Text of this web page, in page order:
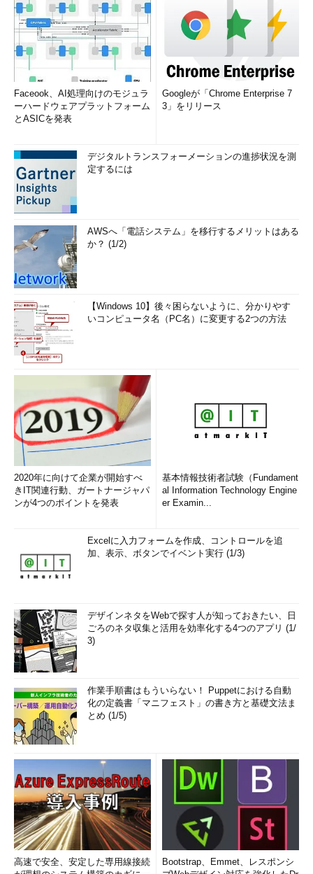
Faceook、AI処理向けのモジュラ
ーハードウェアプラットフォーム
とASICを発表
Googleが「Chrome Enterprise 7
3」をリリース
デジタルトランスフォーメーションの進捗状況を測
定するには
AWSへ「電話システム」を移行するメリットはある
か？ (1/2)
【Windows 10】後々困らないように、分かりやす
いコンピュータ名（PC名）に変更する2つの方法
2020年に向けて企業が開始すべ
きIT関連行動、ガートナージャパ
ンが4つのポイントを発表
基本情報技術者試験（Fundament
al Information Technology Engine
er Examin...
Excelに入力フォームを作成、コントロールを追
加、表示、ボタンでイベント実行 (1/3)
デザインネタをWebで探す人が知っておきたい、日
ごろのネタ収集と活用を効率化する4つのアプリ (1/
3)
作業手順書はもういらない！ Puppetにおける自動
化の定義書「マニフェスト」の書き方と基礎文法ま
とめ (1/5)
高速で安全、安定した専用線接続
Bootstrap、Emmet、レスポンシ